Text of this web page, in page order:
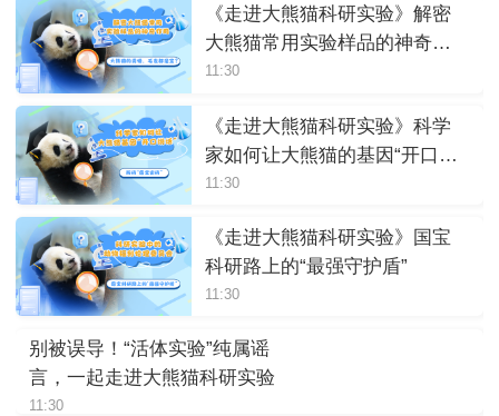
《走进大熊猫科研实验》解密
大熊猫常用实验样品的神奇作
用
11:30
《走进大熊猫科研实验》科学
家如何让大熊猫的基因“开口说
话”
11:30
《走进大熊猫科研实验》国宝
科研路上的“最强守护盾”
11:30
别被误导！“活体实验”纯属谣
言，一起走进大熊猫科研实验
11:30